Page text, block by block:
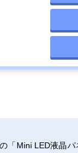
「Mini LED液晶パ